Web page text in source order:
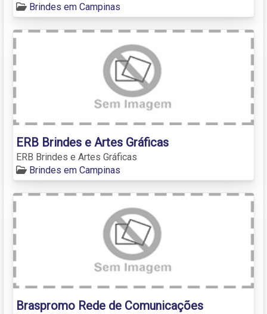
Brindes em Campinas
ERB Brindes e Artes Gráficas
ERB Brindes e Artes Gráficas
Brindes em Campinas
Braspromo Rede de Comunicações